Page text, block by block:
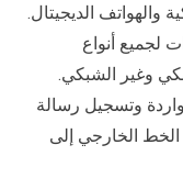
والهواتف الديجيتال.
لجميع أنواع
وغير الشبكي.
وتسجيل رسالة
الخارجي إلى